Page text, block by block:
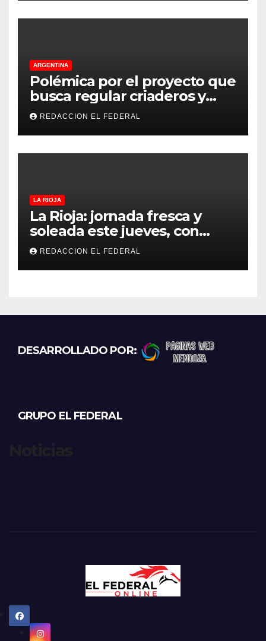
ARGENTINA
Polémica por el proyecto que
busca regular criaderos y
refugios de perros y gatos:
denuncian excesos, mientras
proteccionistas reclaman
controles más duros
REDACCION EL FEDERAL
LA RIOJA
La Rioja: jornada fresca y
soleada este jueves, con
temperaturas estables para
el viernes
REDACCION EL FEDERAL
DESARROLLADO POR:
GRUPO EL FEDERAL